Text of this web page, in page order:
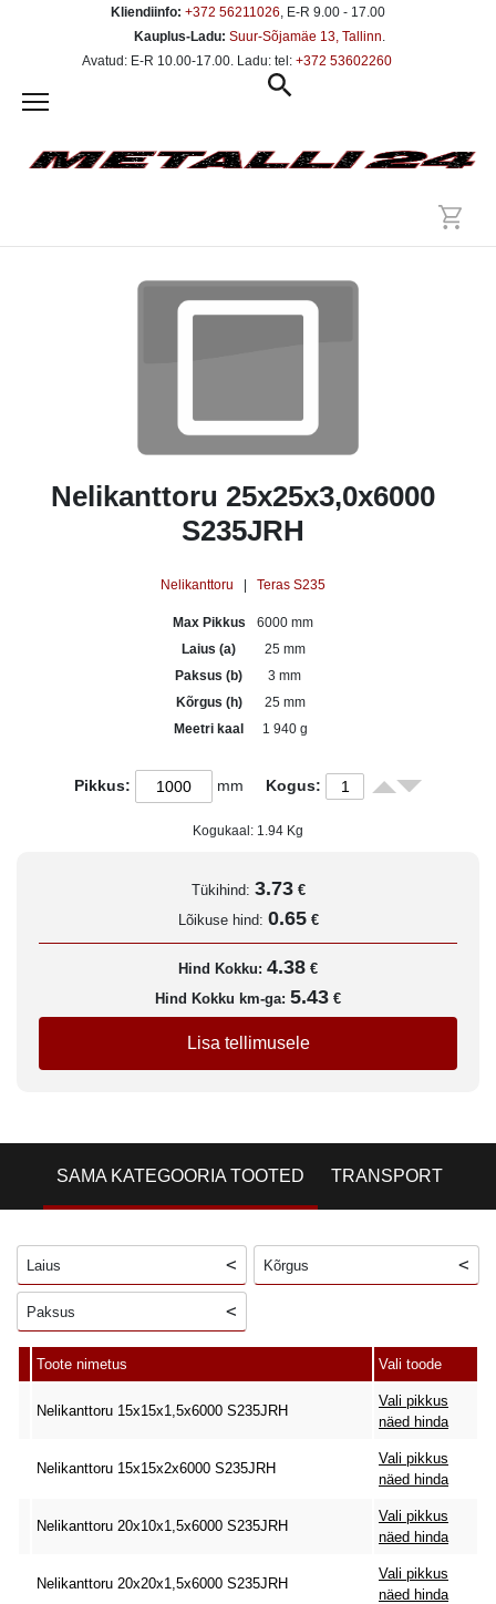
Kliendiinfo: +372 56211026, E-R 9.00 - 17.00
Kauplus-Ladu: Suur-Sõjamäe 13, Tallinn.
Avatud: E-R 10.00-17.00. Ladu: tel: +372 53602260
Nelikanttoru 25x25x3,0x6000
S235JRH
Nelikanttoru Teras S235
Max Pikkus
6000 mm
Laius (a)
25 mm
Paksus (b)
3 mm
Kõrgus (h)
25 mm
Meetri kaal
1 940 g
Pikkus: mm Kogus:
Kogukaal: 1.94 Kg
Tükihind: 3.73 €
Lõikuse hind: 0.65 €
Hind Kokku: 4.38 €
Hind Kokku km-ga: 5.43 €
Lisa tellimusele
SAMA KATEGOORIA TOOTED TRANSPORT
Laius Kõrgus
Paksus
Toote nimetus Vali toode
Nelikanttoru 15x15x1,5x6000 S235JRH
Vali pikkus
näed hinda
Nelikanttoru 15x15x2x6000 S235JRH
Vali pikkus
näed hinda
Nelikanttoru 20x10x1,5x6000 S235JRH
Vali pikkus
näed hinda
Nelikanttoru 20x20x1,5x6000 S235JRH
Vali pikkus
näed hinda